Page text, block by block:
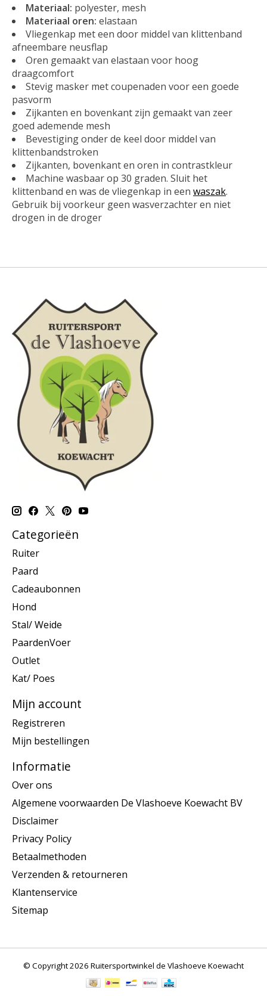
Materiaal: polyester, mesh
Materiaal oren: elastaan
Vliegenkap met een door middel van klittenband
afneembare neusflap
Oren gemaakt van elastaan voor hoog
draagcomfort
Stevig masker met coupenaden voor een goede
pasvorm
Zijkanten en bovenkant zijn gemaakt van zeer
goed ademende mesh
Bevestiging onder de keel door middel van
klittenbandstroken
Zijkanten, bovenkant en oren in contrastkleur
Machine wasbaar op 30 graden. Sluit het
klittenband en was de vliegenkap in een waszak.
Gebruik bij voorkeur geen wasverzachter en niet
drogen in de droger
Categorieën
Ruiter
Paard
Cadeaubonnen
Hond
Stal/ Weide
PaardenVoer
Outlet
Kat/ Poes
Mijn account
Registreren
Mijn bestellingen
Informatie
Over ons
Algemene voorwaarden De Vlashoeve Koewacht BV
Disclaimer
Privacy Policy
Betaalmethoden
Verzenden & retourneren
Klantenservice
Sitemap
© Copyright 2026 Ruitersportwinkel de Vlashoeve Koewacht